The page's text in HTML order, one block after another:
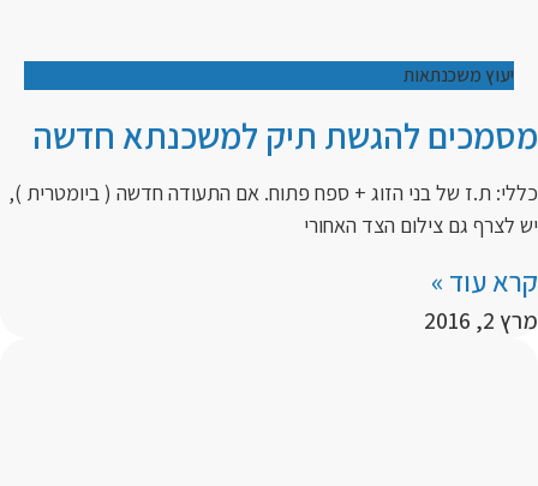
יעוץ משכנתאות
מסמכים להגשת תיק למשכנתא חדשה
כללי: ת.ז של בני הזוג + ספח פתוח. אם התעודה חדשה ( ביומטרית ),
יש לצרף גם צילום הצד האחורי
קרא עוד »
מרץ 2, 2016